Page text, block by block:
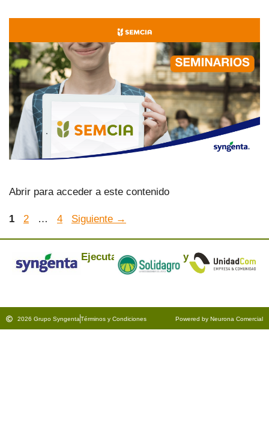
Abrir para acceder a este contenido
1 2 … 4 Siguiente →
Ejecuta: y
2026 Grupo SyngentaTérminos y Condiciones Powered by Neurona Comercial